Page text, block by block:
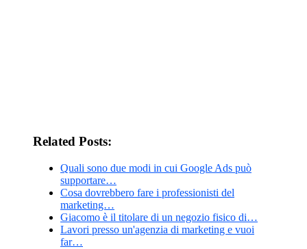
Related Posts:
Quali sono due modi in cui Google Ads può
supportare…
Cosa dovrebbero fare i professionisti del
marketing…
Giacomo è il titolare di un negozio fisico di…
Lavori presso un'agenzia di marketing e vuoi
far…